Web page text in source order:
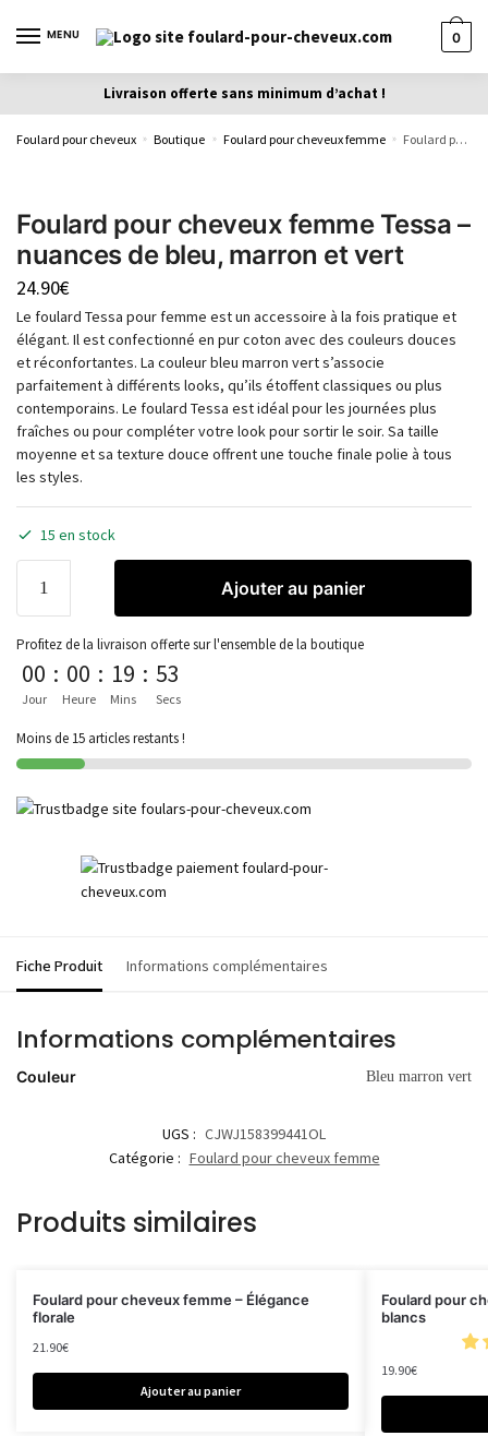
MENU 0
Livraison offerte sans minimum d’achat !
Foulard pour cheveux » Boutique » Foulard pour cheveux femme » Foulard pour cheveux femme Tessa – nuances de bleu, marron et vert
Foulard pour cheveux femme Tessa –
nuances de bleu, marron et vert
24.90€
Le foulard Tessa pour femme est un accessoire à la fois pratique et
élégant. Il est confectionné en pur coton avec des couleurs douces
et réconfortantes. La couleur bleu marron vert s’associe
parfaitement à différents looks, qu’ils étoffent classiques ou plus
contemporains. Le foulard Tessa est idéal pour les journées plus
fraîches ou pour compléter votre look pour sortir le soir. Sa taille
moyenne et sa texture douce offrent une touche finale polie à tous
les styles.
15 en stock
Ajouter au panier
Profitez de la livraison offerte sur l'ensemble de la boutique
00
Jour
: 00
Heure
: 19
Mins
: 53
Secs
Moins de 15 articles restants !
Fiche Produit Informations complémentaires
Informations complémentaires
Couleur Bleu marron vert
UGS : CJWJ158399441OL
Catégorie : Foulard pour cheveux femme
Produits similaires
Foulard pour cheveux femme – Élégance
florale
21.90€
Ajouter au panier
Foulard pour
blancs
19.90€